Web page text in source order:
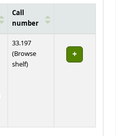
Call
number
33.197
(Browse
shelf(Opens below)
)